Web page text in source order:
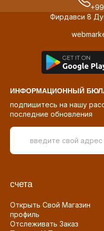
Фирдавси 8
ИНФОРМАЦИОННЫЙ
подпишитесь на нашу
последние обновления
счета
Открыть Свой Магазин
профиль
Отслеживать Заказ